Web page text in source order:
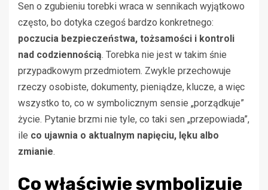
Sen o zgubieniu torebki wraca w sennikach wyjątkowo
często, bo dotyka czegoś bardzo konkretnego:
poczucia bezpieczeństwa, tożsamości i kontroli
nad codziennością. Torebka nie jest w takim śnie
przypadkowym przedmiotem. Zwykle przechowuje
rzeczy osobiste, dokumenty, pieniądze, klucze, a więc
wszystko to, co w symbolicznym sensie „porządkuje”
życie. Pytanie brzmi nie tyle, co taki sen „przepowiada”,
ile co ujawnia o aktualnym napięciu, lęku albo
zmianie.
Co właściwie symbolizuje